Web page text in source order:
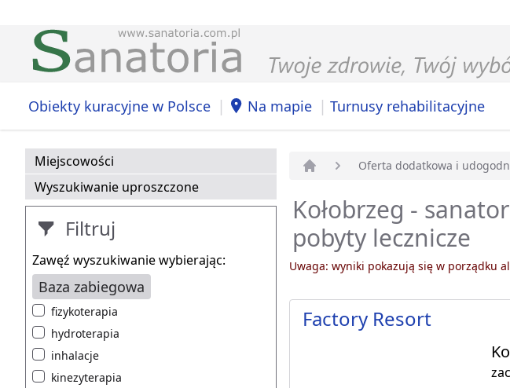
Obiekty kuracyjne w Polsce | Na mapie | Turnusy rehabilitacyjne
Miejscowości
Wyszukiwanie uproszczone
Filtruj
Zawęź wyszukiwanie wybierając:
Baza zabiegowa
fizykoterapia
hydroterapia
inhalacje
kinezyterapia
Oferta dodatkowa i
Kołobrzeg -
pobyty lecznicze
Uwaga: wyniki pokazują się w porządku
Factory Resort